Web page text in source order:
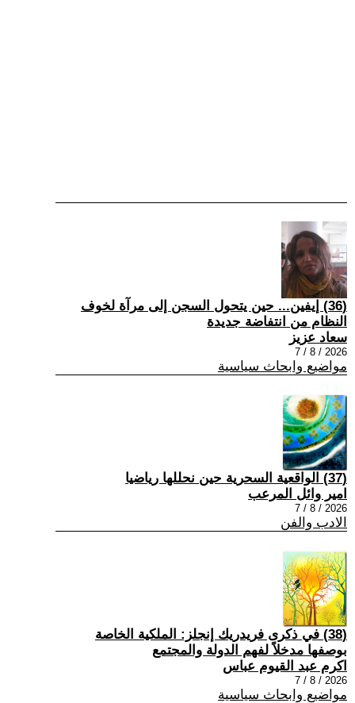
(36) إيفين... حين يتحول السجن إلى مرآة لخوف
النظام من انتفاضة جديدة
سعاد عزيز
2026 / 8 / 7
مواضيع وابحاث سياسية
(37) الواقعية السحرية حين نحللها رياضيا
امير وائل المرعب
2026 / 8 / 7
الادب والفن
(38) في ذكرى فريدريك إنجلز: الملكية الخاصة
بوصفها مدخلاً لفهم الدولة والمجتمع
اكرم عبد القيوم عباس
2026 / 8 / 7
مواضيع وابحاث سياسية